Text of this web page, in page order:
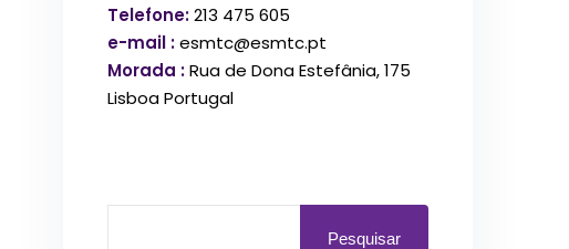
Telefone:213 475 605
e-mail :esmtc@esmtc.pt
Morada :Rua de Dona Estefânia, 175
Lisboa Portugal
Pesquisar